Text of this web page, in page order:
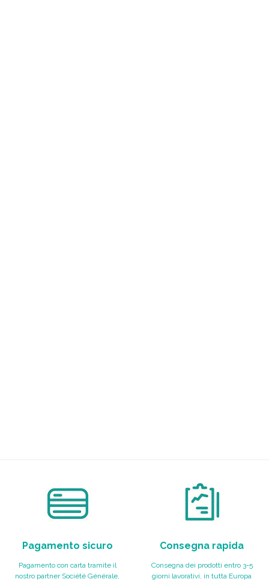
Pagamento sicuro
Pagamento con carta tramite il
nostro partner Société Générale,
Consegna rapida
Consegna dei prodotti entro 3-5
giorni lavorativi, in tutta Europa